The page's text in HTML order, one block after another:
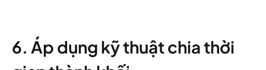
6. Áp dụng kỹ thuật chia thời